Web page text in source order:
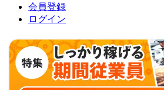
会員登録
ログイン